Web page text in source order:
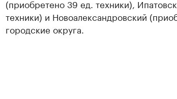
(приобретено 39 ед. техники),
техники) и Новоалександровский
городские округа.